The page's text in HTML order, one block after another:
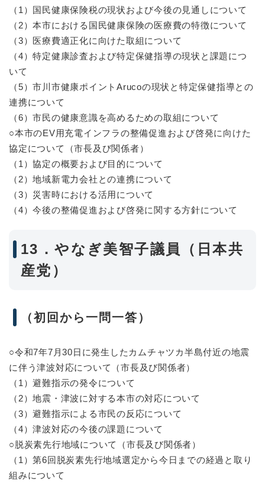
（1）国民健康保険税の現状および今後の見通しについて
（2）本市における国民健康保険の医療費の特徴について
（3）医療費適正化に向けた取組について
（4）特定健康診査および特定保健指導の現状と課題につ
いて
（5）市川市健康ポイントArucoの現状と特定保健指導との
連携について
（6）市民の健康意識を高めるための取組について
○本市のEV用充電インフラの整備促進および啓発に向けた
協定について（市長及び関係者）
（1）協定の概要および目的について
（2）地域新電力会社との連携について
（3）災害時における活用について
（4）今後の整備促進および啓発に関する方針について
13．やなぎ美智子議員（日本共
産党）
（初回から一問一答）
○令和7年7月30日に発生したカムチャツカ半島付近の地震
に伴う津波対応について（市長及び関係者）
（1）避難指示の発令について
（2）地震・津波に対する本市の対応について
（3）避難指示による市民の反応について
（4）津波対応の今後の課題について
○脱炭素先行地域について（市長及び関係者）
（1）第6回脱炭素先行地域選定から今日までの経過と取り
組みについて